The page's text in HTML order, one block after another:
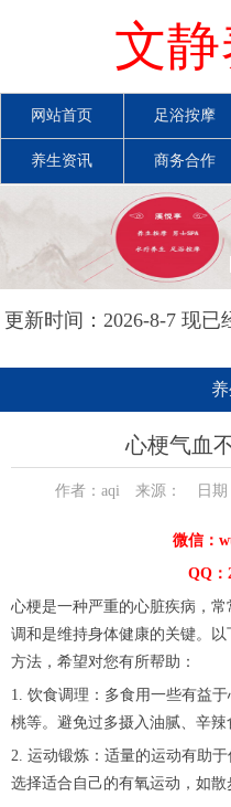
文静
网站首页 足浴按摩
养生资讯 商务合作
更新时间：2026-8-7 现
心梗气血
作者：aqi 来源： 日期
微信：
QQ：
心梗是一种严重的心脏疾病，
调和是维持身体健康的关键。
方法，希望对您有所帮助：
1. 饮食调理：多食用一些有益
桃等。避免过多摄入油腻、辛辣
2. 运动锻炼：适量的运动有助
选择适合自己的有氧运动，如散